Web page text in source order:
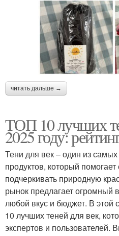
читать дальше →
ТОП 10 лучших
2025 году:
Тени для век – один из
продуктов, который
подчеркивать природную
рынок предлагает огромный
любой вкус и бюджет. В
10 лучших теней для век,
экспертов и пользователей.